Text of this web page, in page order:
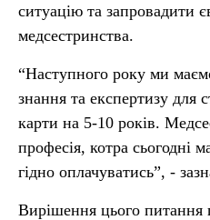
ситуацію та запровадити
медсестринства.
“Наступного року ми
знання та експертизу для
карти на 5-10 років.
професія, котра сьогодні
гідно оплачуватись”, -
Вирішення цього питання